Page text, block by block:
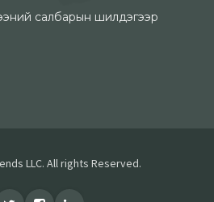
салбарын шилдэгээр
LLC. All rights Reserved.